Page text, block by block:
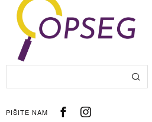
PIŠITE NAM